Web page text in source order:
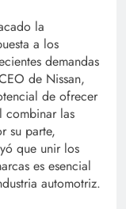
la
a los
demandas
de Nissan,
de ofrecer
combinar las
su parte,
que unir los
es esencial
automotriz.